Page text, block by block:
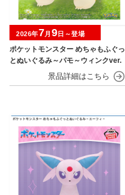
ポケットモンスター めちゃもふぐっ
とぬいぐるみ～パモ～ウィンクver.
2026年7月 9日～登場